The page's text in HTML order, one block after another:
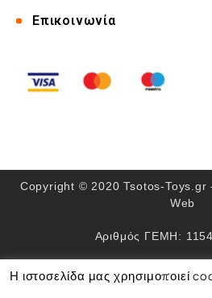
Επικοινωνία
Copyright © 2020 Tsotos-Toys.gr
Web
Αριθμός ΓΕΜΗ:
Η ιστοσελίδα μας χρησιμοποιεί